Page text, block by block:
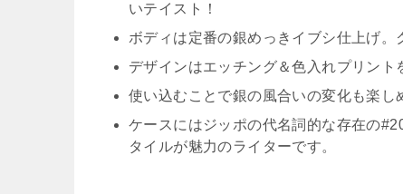
いテイスト！
ボディは定番の銀めっきイブシ仕上げ。
デザインはエッチング＆色入れプリント
使い込むことで銀の風合いの変化も楽し
ケースにはジッポの代名詞的な存在の
タイルが魅力のライターです。